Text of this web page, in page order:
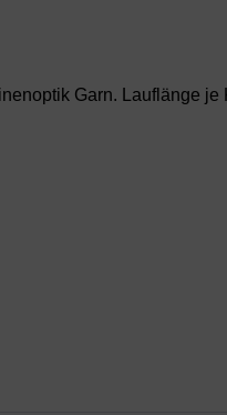
Garn. Lauflänge je